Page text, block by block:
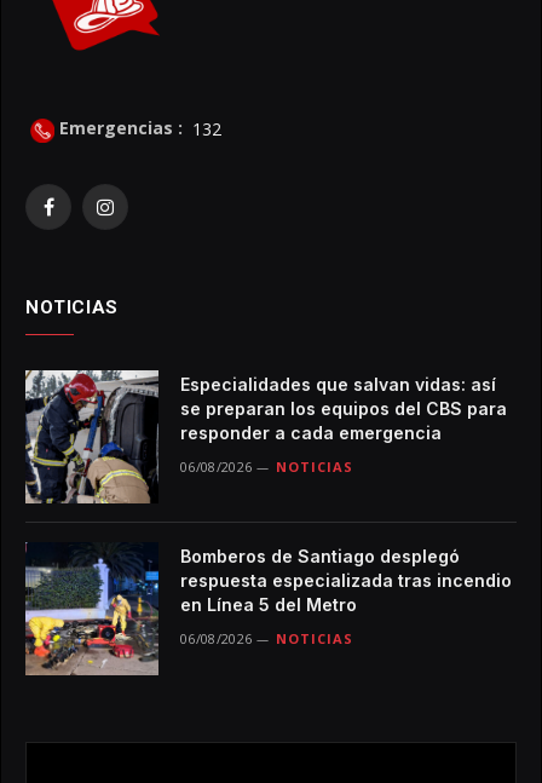
Emergencias : 132
FacebookInstagram
NOTICIAS
Especialidades que salvan vidas: así
se preparan los equipos del CBS para
responder a cada emergencia
06/08/2026 NOTICIAS
Bomberos de Santiago desplegó
respuesta especializada tras incendio
en Línea 5 del Metro
06/08/2026 NOTICIAS